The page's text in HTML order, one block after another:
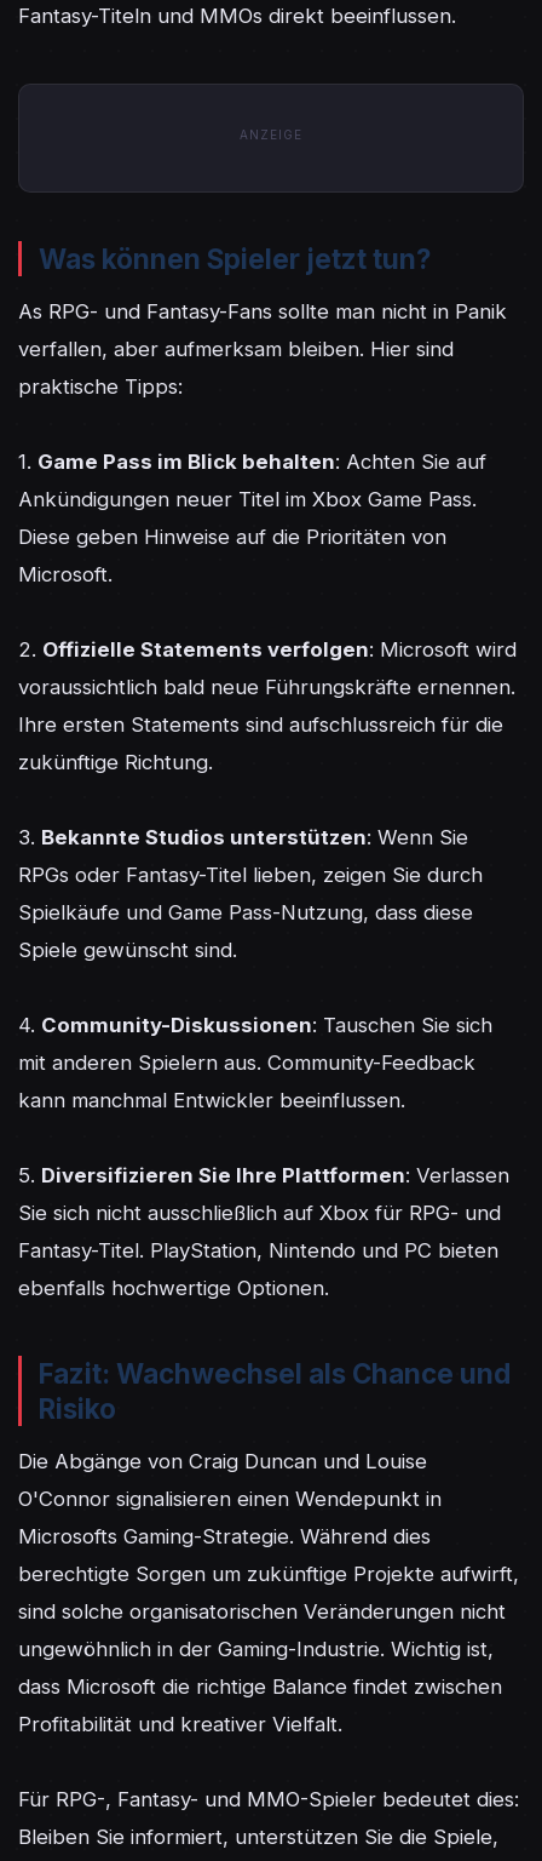
Fantasy-Titeln und MMOs direkt beeinflussen.
ANZEIGE
Was können Spieler jetzt tun?
As RPG- und Fantasy-Fans sollte man nicht in Panik
verfallen, aber aufmerksam bleiben. Hier sind
praktische Tipps:
1. Game Pass im Blick behalten: Achten Sie auf
Ankündigungen neuer Titel im Xbox Game Pass.
Diese geben Hinweise auf die Prioritäten von
Microsoft.
2. Offizielle Statements verfolgen: Microsoft wird
voraussichtlich bald neue Führungskräfte ernennen.
Ihre ersten Statements sind aufschlussreich für die
zukünftige Richtung.
3. Bekannte Studios unterstützen: Wenn Sie
RPGs oder Fantasy-Titel lieben, zeigen Sie durch
Spielkäufe und Game Pass-Nutzung, dass diese
Spiele gewünscht sind.
4. Community-Diskussionen: Tauschen Sie sich
mit anderen Spielern aus. Community-Feedback
kann manchmal Entwickler beeinflussen.
5. Diversifizieren Sie Ihre Plattformen: Verlassen
Sie sich nicht ausschließlich auf Xbox für RPG- und
Fantasy-Titel. PlayStation, Nintendo und PC bieten
ebenfalls hochwertige Optionen.
Fazit: Wachwechsel als Chance und
Risiko
Die Abgänge von Craig Duncan und Louise
O'Connor signalisieren einen Wendepunkt in
Microsofts Gaming-Strategie. Während dies
berechtigte Sorgen um zukünftige Projekte aufwirft,
sind solche organisatorischen Veränderungen nicht
ungewöhnlich in der Gaming-Industrie. Wichtig ist,
dass Microsoft die richtige Balance findet zwischen
Profitabilität und kreativer Vielfalt.
Für RPG-, Fantasy- und MMO-Spieler bedeutet dies:
Bleiben Sie informiert, unterstützen Sie die Spiele,